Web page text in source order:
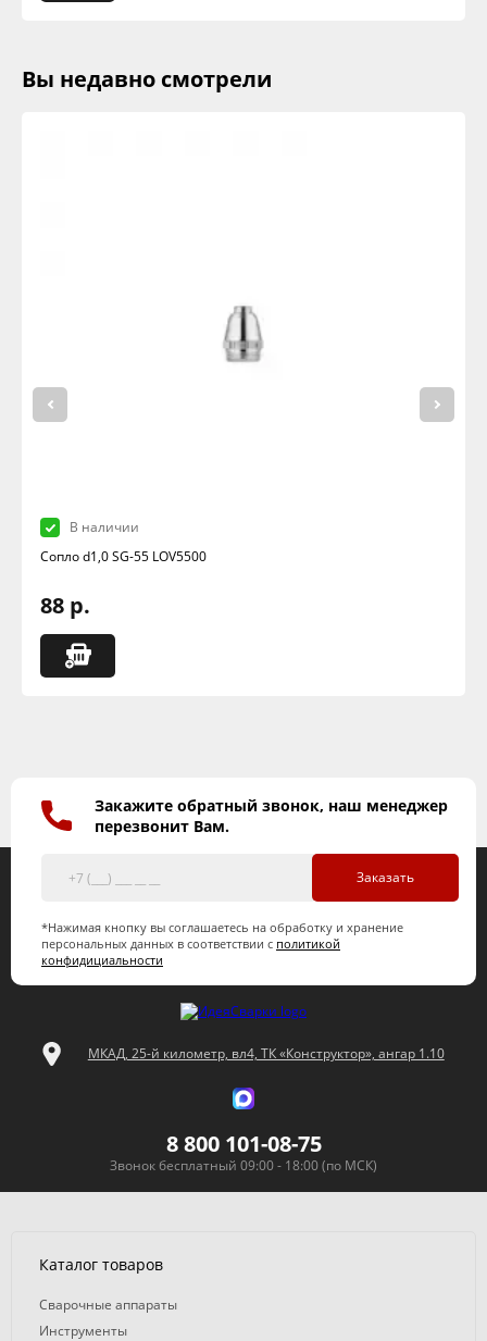
Вы недавно смотрели
В наличии
Сопло d1,0 SG-55 LOV5500
88 р.
Закажите обратный звонок, наш менеджер
перезвонит Вам.
Заказать
*Нажимая кнопку вы соглашаетесь на обработку и хранение
персональных данных в соответствии с политикой
конфидициальности
МКАД, 25-й километр, вл4, ТК «Конструктор», ангар 1.10
8 800 101-08-75
Звонок бесплатный 09:00 - 18:00 (по МСК)
Каталог товаров
Сварочные аппараты
Инструменты